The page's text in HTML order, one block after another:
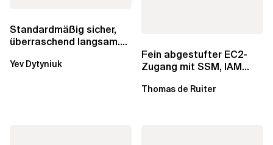
Standardmäßig sicher,
überraschend langsam.
über die RDS...
Yev Dytyniuk
Fein abgestufter EC2-
Zugang mit SSM, IAM
Thomas de Ruiter